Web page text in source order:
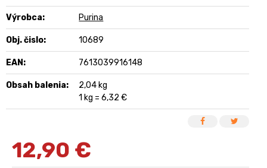
Výrobca: Purina
Obj. čislo: 10689
EAN: 7613039916148
Obsah balenia:
2,04 kg
1 kg = 6,32 €
12,90 €